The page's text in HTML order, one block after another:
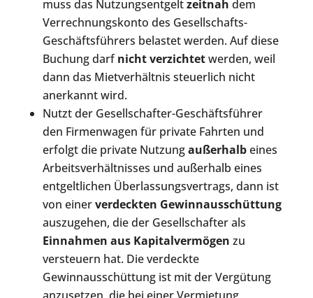
muss das Nutzungsentgeltzeitnah dem
Verrechnungskonto des Gesellschafts-
Geschäftsführers belastet werden. Auf diese
Buchung darfnicht verzichtetwerden, weil
dann das Mietverhältnis steuerlich nicht
anerkannt wird.
Nutzt der Gesellschafter-Geschäftsführer
den Firmenwagen für private Fahrten und
erfolgt die private Nutzungaußerhalbeines
Arbeitsverhältnisses und außerhalb eines
entgeltlichen Überlassungsvertrags, dann ist
von einerverdeckten Gewinnausschüttung
auszugehen, die der Gesellschafter als
Einnahmen aus Kapitalvermögen zu
versteuern hat. Die verdeckte
Gewinnausschüttung ist mit der Vergütung